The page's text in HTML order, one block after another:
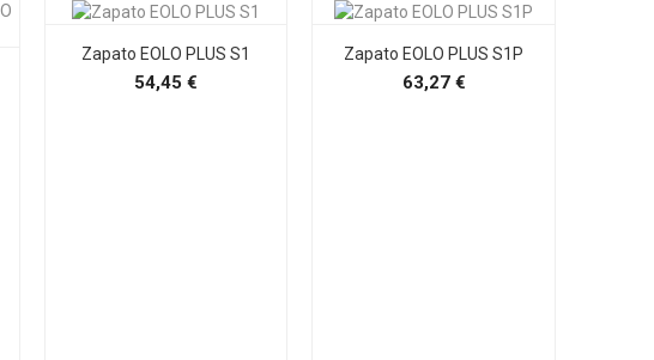
Zapato EOLO PLUS S1
54,45 €Precio
Zapato EOLO PLUS S1P
63,27 €Precio